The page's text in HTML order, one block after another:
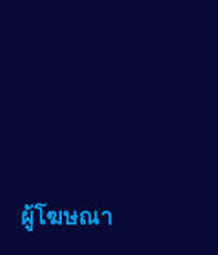
ผู้โฆษณา